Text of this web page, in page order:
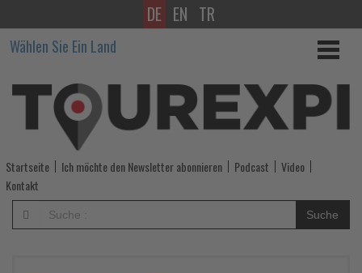
Air
Astana
und
Air
India
schließen
Codeshare-
DE EN TR
Wählen Sie Ein Land
Startseite Ich möchte den Newsletter abonnieren Podcast
Video
Kontakt
Suche